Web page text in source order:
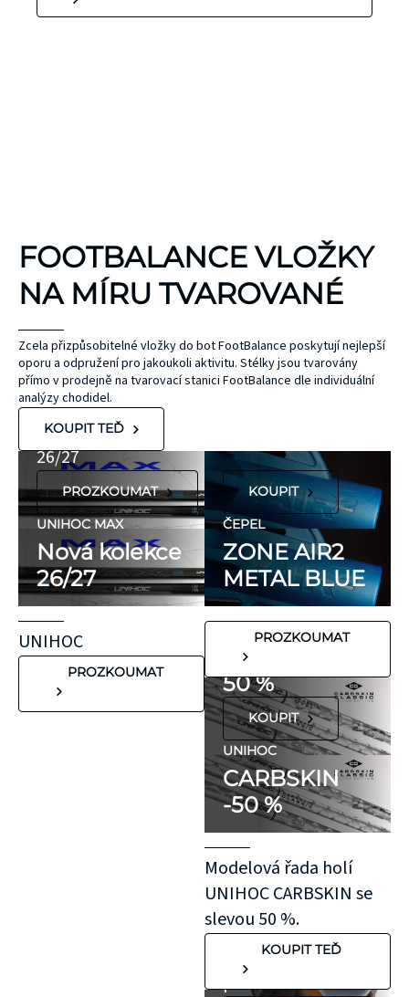
FOOTBALANCE VLOŽKY
NA MÍRU TVAROVANÉ
Zcela přizpůsobitelné vložky do bot FootBalance poskytují nejlepší
oporu a odpružení pro jakoukoli aktivitu. Stélky jsou tvarovány
přímo v prodejně na tvarovací stanici FootBalance dle individuální
analýzy chodidel.
KOUPIT TEĎ
UNIHOC
MAX
Nová kolekce
26/27
PROZKOUMAT
UNIHOC MAX
Nová kolekce
26/27
UNIHOC
PROZKOUMAT
ČEPEL
ZONE
KOUPIT
ČEPEL
ZONE AIR2
METAL BLUE
PROZKOUMAT
FLORBALOVÉ HOLE
UNIHOC
CARBSKIN
SE SLEVOU
50 %
KOUPIT
UNIHOC
CARBSKIN
-50 %
Modelová řada holí
UNIHOC CARBSKIN se
slevou 50 %.
KOUPIT TEĎ
KINEZIOLOGICKÉ
TEJPY
KT TAPE
bez latexu a
přírodního
hypoalergenní,
neobsahují latex
ani přírodní
kaučuk. Obsahují
minimum
potenciálně
nežádoucích látek,
které mohou
vyvolat alergické
reakce. Pokud ale
víte, že máte velmi
citlivou pokožku,
doporučujeme
otestovat malý
kousek KT pásky
aplikovaný bez
roztažení nejprve
na oblast se
"silnější"
pokožkou, jako je
koleno, nebo
předloktí.